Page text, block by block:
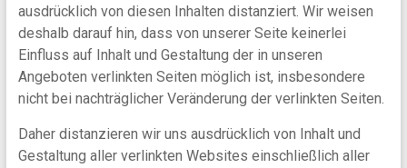
ausdrücklich von diesen Inhalten distanziert. Wir weisen
deshalb darauf hin, dass von unserer Seite keinerlei
Einfluss auf Inhalt und Gestaltung der in unseren
Angeboten verlinkten Seiten möglich ist, insbesondere
nicht bei nachträglicher Veränderung der verlinkten Seiten.
Daher distanzieren wir uns ausdrücklich von Inhalt und
Gestaltung aller verlinkten Websites einschließlich aller